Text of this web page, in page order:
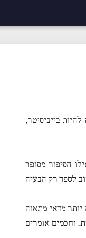
בייביסיטר,
הסיפור מסופר
לספר רק הבעיה
מדאי מתאוה
וחכמים אומרים